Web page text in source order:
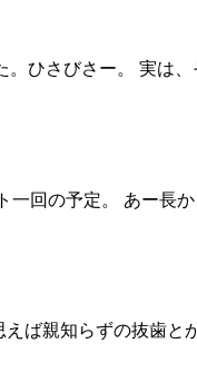
。ひさびさー。 実は
一回の予定。 あー長
えば親知らずの抜歯